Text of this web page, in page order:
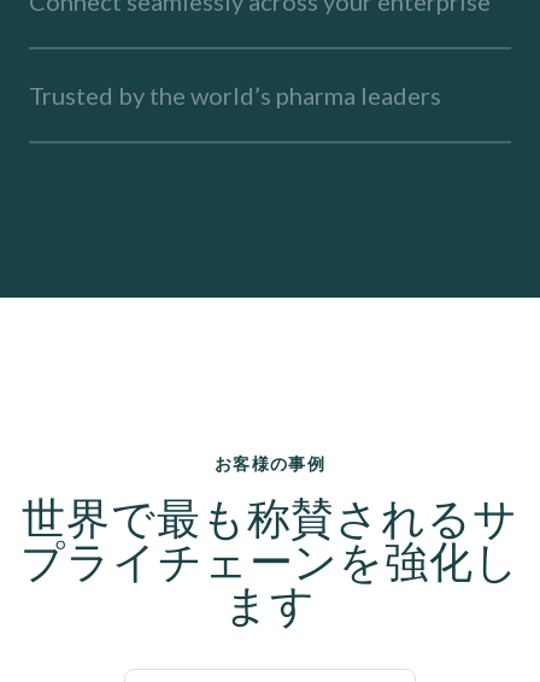
Trusted by the world’s pharma leaders
お客様の事例
世界で最も称賛されるサ
プライチェーンを強化し
ます